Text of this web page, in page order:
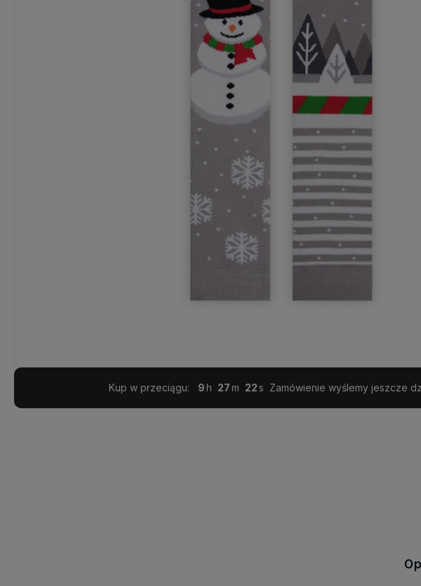
Kup w przeciągu: 9 27 21 Zamówienie wyślemy jeszcze